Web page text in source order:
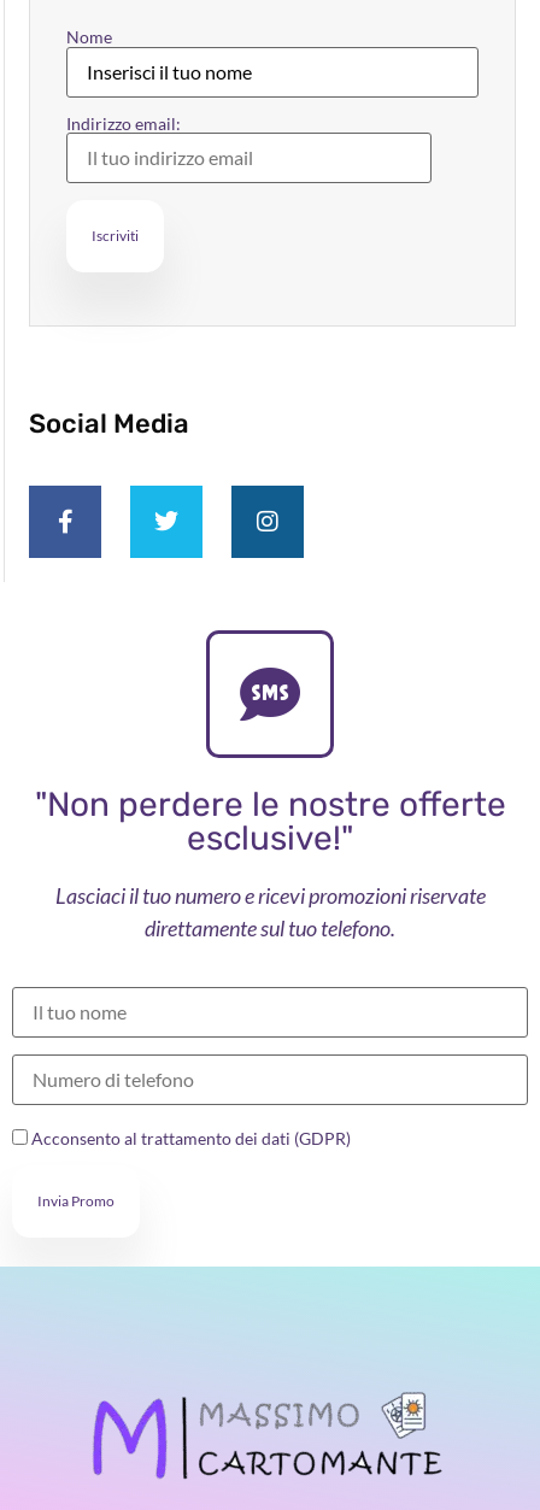
Nome
Indirizzo email:
Social Media
"Non perdere le nostre offerte
esclusive!"
Lasciaci il tuo numero e ricevi promozioni riservate
direttamente sul tuo telefono.
Acconsento al trattamento dei dati (GDPR)
Invia Promo